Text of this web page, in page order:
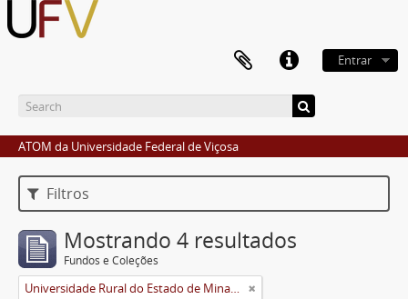
Entrar
ATOM da Universidade Federal de Viçosa
Filtros
Mostrando 4 resultados
Fundos e Coleções
Universidade Rural do Estado de Minas Gerais (Uremg)